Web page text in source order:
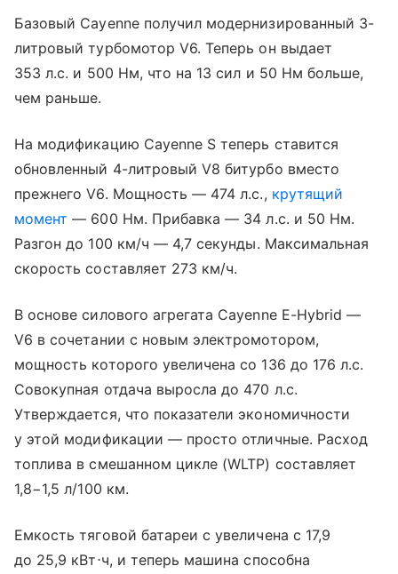
Базовый Cayenne получил модернизированный 3-
литровый турбомотор V6. Теперь он выдает
353 л.с. и 500 Нм, что на 13 сил и 50 Нм больше,
чем раньше.
На модификацию Cayenne S теперь ставится
обновленный 4-литровый V8 битурбо вместо
прежнего V6. Мощность — 474 л.с., крутящий
момент — 600 Нм. Прибавка — 34 л.с. и 50 Нм.
Разгон до 100 км/ч — 4,7 секунды. Максимальная
скорость составляет 273 км/ч.
В основе силового агрегата Cayenne E-Hybrid —
V6 в сочетании с новым электромотором,
мощность которого увеличена со 136 до 176 л.с.
Совокупная отдача выросла до 470 л.с.
Утверждается, что показатели экономичности
у этой модификации — просто отличные. Расход
топлива в смешанном цикле (WLTP) составляет
1,8−1,5 л/100 км.
Емкость тяговой батареи с увеличена с 17,9
до 25,9 кВт⋅ч, и теперь машина способна